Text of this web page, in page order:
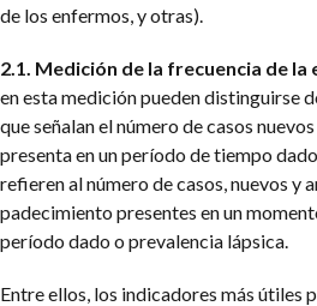
de los enfermos, y otras).
2.1. Medición de la frecuencia de la
en esta medición pueden distinguirse
que señalan el número de casos
presenta en un período de tiempo
refieren al número de casos, nuevos y
padecimiento presentes en un
período dado o prevalencia lápsica.
Entre ellos, los indicadores más útiles